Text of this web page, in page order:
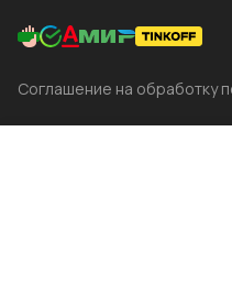
Соглашение на обработку